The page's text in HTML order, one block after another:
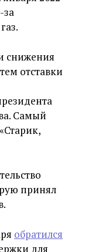
за
снижения
отставки
Самый
принял
обратился
для